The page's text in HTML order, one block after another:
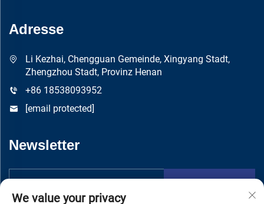
Adresse
Li Kezhai, Chengguan Gemeinde, Xingyang Stadt,
Zhengzhou Stadt, Provinz Henan
+86 18538093952
[email protected]
Newsletter
We value your privacy